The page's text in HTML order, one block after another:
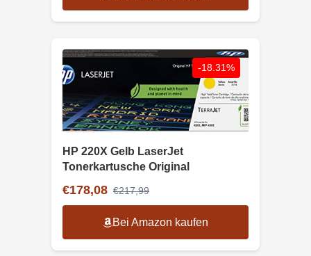
-18.31%
HP 220X Gelb LaserJet
Tonerkartusche Original
€178,08 €217,99
Bei Amazon kaufen